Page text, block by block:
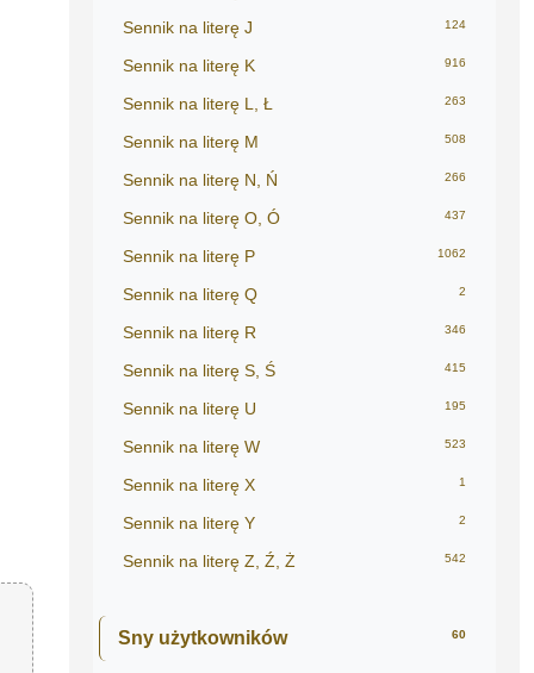
Sennik na literę J 124
Sennik na literę K 916
Sennik na literę L, Ł 263
Sennik na literę M 508
Sennik na literę N, Ń 266
Sennik na literę O, Ó 437
Sennik na literę P 1062
Sennik na literę Q 2
Sennik na literę R 346
Sennik na literę S, Ś 415
Sennik na literę U 195
Sennik na literę W 523
Sennik na literę X 1
Sennik na literę Y 2
Sennik na literę Z, Ź, Ż 542
Sny użytkowników 60